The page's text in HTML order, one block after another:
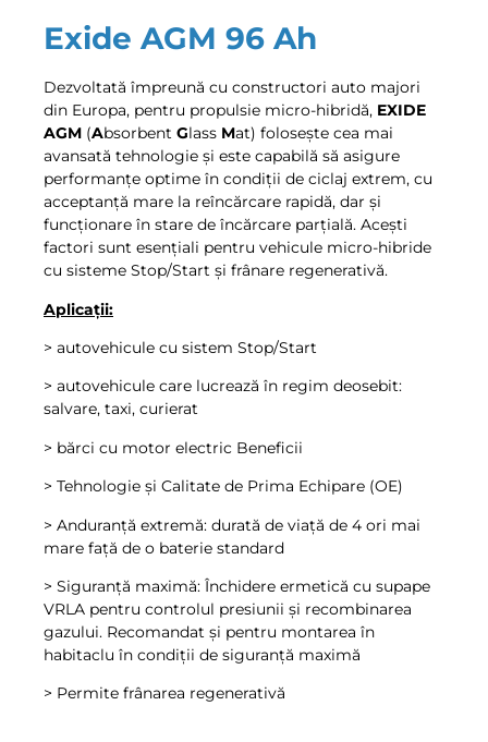
Exide AGM 96 Ah
Dezvoltată împreună cu constructori auto majori
din Europa, pentru propulsie micro-hibridă, EXIDE
AGM (Absorbent Glass Mat) folosește cea mai
avansată tehnologie și este capabilă să asigure
performanțe optime în condiții de ciclaj extrem, cu
acceptanță mare la reîncărcare rapidă, dar și
funcționare în stare de încărcare parțială. Acești
factori sunt esențiali pentru vehicule micro-hibride
cu sisteme Stop/Start și frânare regenerativă.
Aplicații:
> autovehicule cu sistem Stop/Start
> autovehicule care lucrează în regim deosebit:
salvare, taxi, curierat
> bărci cu motor electric Beneficii
> Tehnologie și Calitate de Prima Echipare (OE)
> Anduranță extremă: durată de viață de 4 ori mai
mare față de o baterie standard
> Siguranță maximă: Închidere ermetică cu supape
VRLA pentru controlul presiunii și recombinarea
gazului. Recomandat și pentru montarea în
habitaclu în condiții de siguranță maximă
> Permite frânarea regenerativă